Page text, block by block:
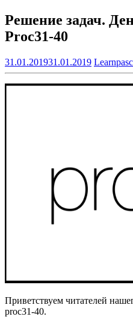
Решение задач.
Proc31-40
31.01.201931.01.2019
Приветствуем читателей
proc31-40.